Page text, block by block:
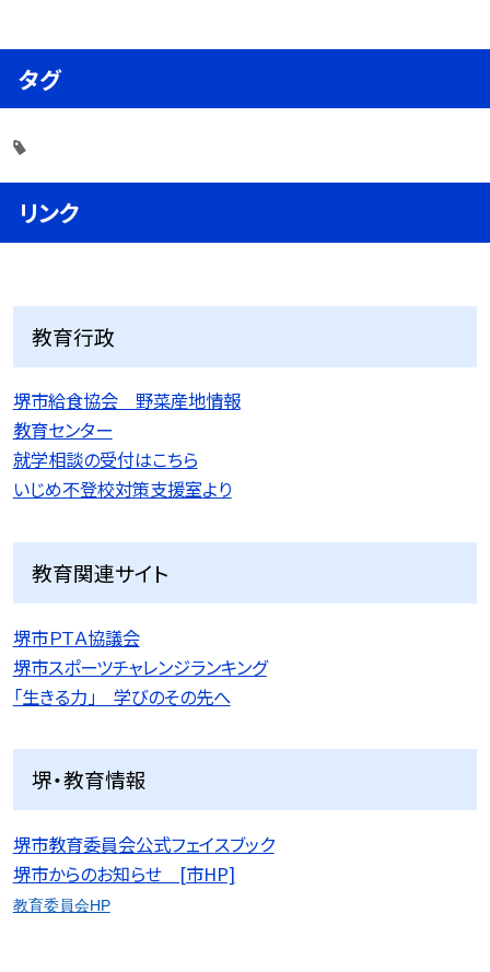
タグ
リンク
教育行政
堺市給食協会 野菜産地情報
教育センター
就学相談の受付はこちら
いじめ不登校対策支援室より
教育関連サイト
堺市ＰＴＡ協議会
堺市スポーツチャレンジランキング
「生きる力」 学びのその先へ
堺・教育情報
堺市教育委員会公式フェイスブック
堺市からのお知らせ [市HP]
教育委員会HP